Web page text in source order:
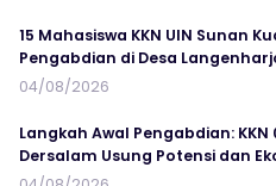
15 Mahasiswa KKN UIN Sunan
Pengabdian di Desa
04/08/2026
Langkah Awal Pengabdian: KKN
Dersalam Usung Potensi dan